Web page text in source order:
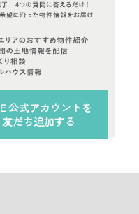
公式アカウントを
友だち追加する